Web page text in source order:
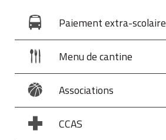
Paiement extra-scolaire
Menu de cantine
Associations
CCAS